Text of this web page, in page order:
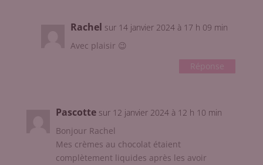
Rachel sur 14 janvier 2024 à 17 h 09 min
Avec plaisir 😉
Réponse
Pascotte sur 12 janvier 2024 à 12 h 10 min
Bonjour Rachel
Mes crèmes au chocolat étaient
complètement liquides après les avoir